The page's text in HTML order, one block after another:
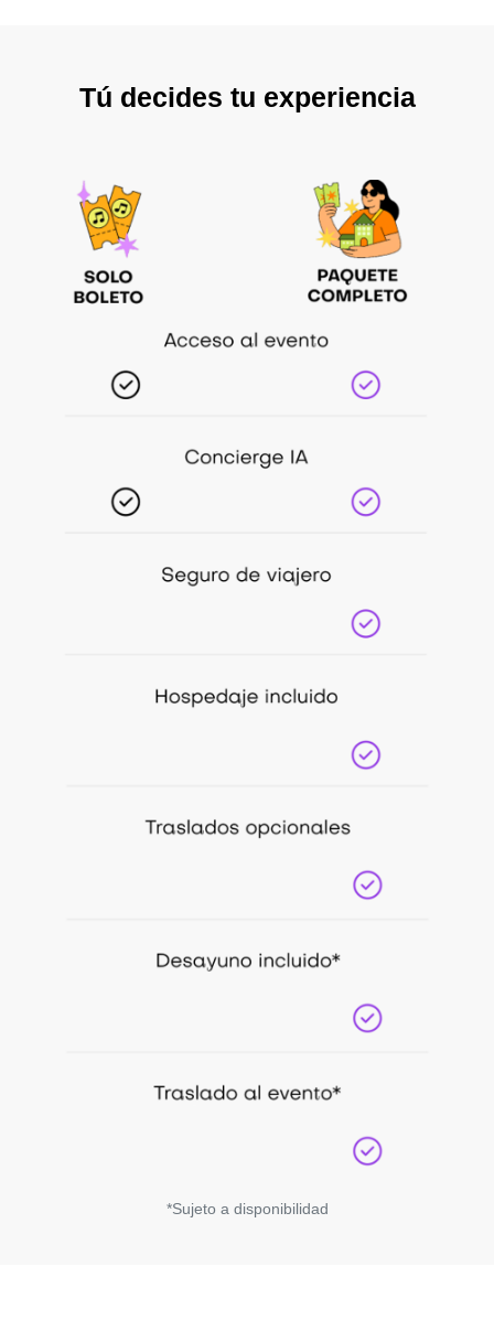
Tú decides tu experiencia
*Sujeto a disponibilidad